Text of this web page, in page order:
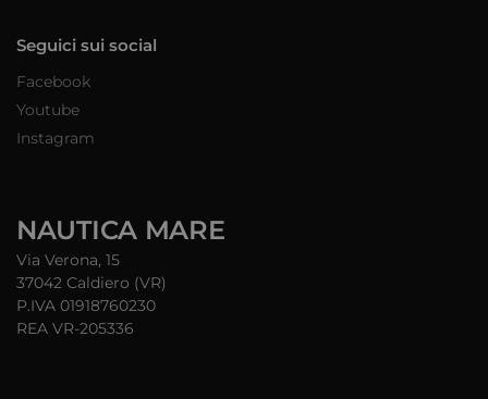
Seguici sui social
Facebook
Youtube
Instagram
NAUTICA MARE
Via Verona, 15
37042 Caldiero (VR)
P.IVA 01918760230
REA VR-205336